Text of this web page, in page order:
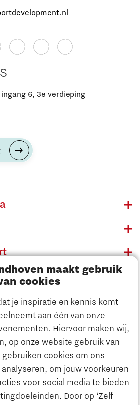
maakt gebruik
cookies
je inspiratie en kennis komt
aan één van onze
Hiervoor maken wij,
op onze website gebruik van
gebruiken cookies om ons
om jouw voorkeuren
voor social media te bieden
Door op ‘Zelf
ingang 6, 3e verdieping